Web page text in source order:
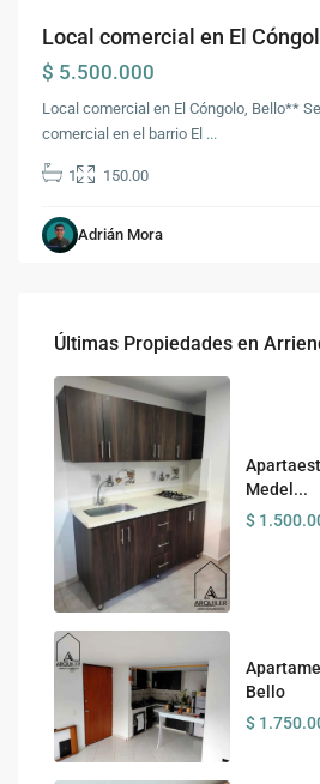
Local comercial en El
$ 5.500.000
Local comercial en El Cóngolo, Bello**
comercial en el barrio El ...
1 150.00
Adrián Mora
Últimas Propiedades en
Medel...
$
Bello
$